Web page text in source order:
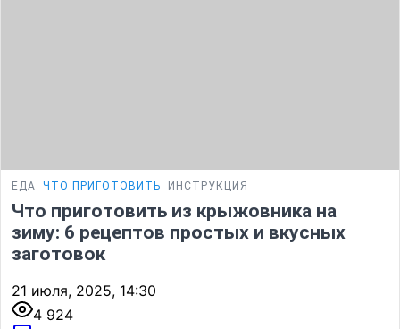
ЕДА ЧТО ПРИГОТОВИТЬ ИНСТРУКЦИЯ
Что приготовить из крыжовника на
зиму: 6 рецептов простых и вкусных
заготовок
21 июля, 2025, 14:30
4 924